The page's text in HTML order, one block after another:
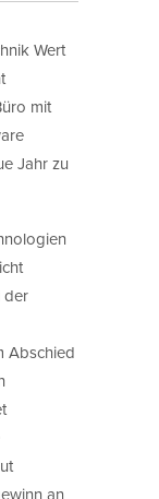
Wert
mit
Jahr zu
der
Abschied
an